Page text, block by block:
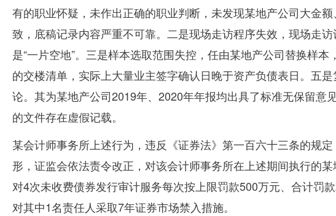
有的职业怀疑，未作出正确的职业判断，未发现某地产公司大金
致，底稿记录内容严重不可靠。二是现场走访程序失效，现场走
是“一片空地”。三是样本选取范围失控，任由某地产公司替换样
的交楼清单，实际上大量业主签字确认日晚于资产负债表日。五
论。其为某地产公司2019年、 2020年年报均出具了标准无保留意
的文件存在虚假记载。
某会计师事务所上述行为，违反《证券法》第一百六十三条的规
形，证监会依法责令改正，对该会计师事务所在上述期间执行的
对4次未收费债券发行审计服务每次按上限罚款500万元、合计罚款
对其中1名责任人采取7年证券市场禁入措施。